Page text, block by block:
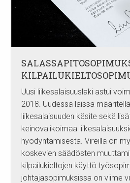
Uusi liikesalaisuuslaki astui
2018. Uudessa laissa
liikesalaisuuden käsite sekä
keinovalikoimaa
hyödyntämisestä. Vireillä on
koskevien säädösten
kilpailukieltojen käyttö
johtajasopimuksissa on viime